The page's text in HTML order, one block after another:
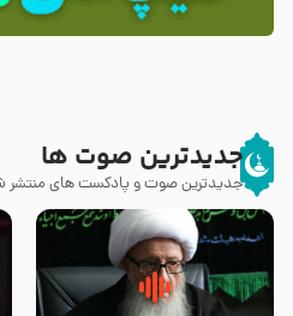
جدیدترین صوت ها
جدیدترین صوت و پادکست های منتشر